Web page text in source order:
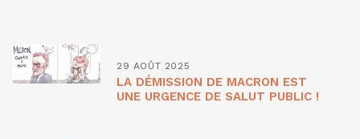
29 AOÛT 2025
LA DÉMISSION DE MACRON EST
UNE URGENCE DE SALUT PUBLIC !